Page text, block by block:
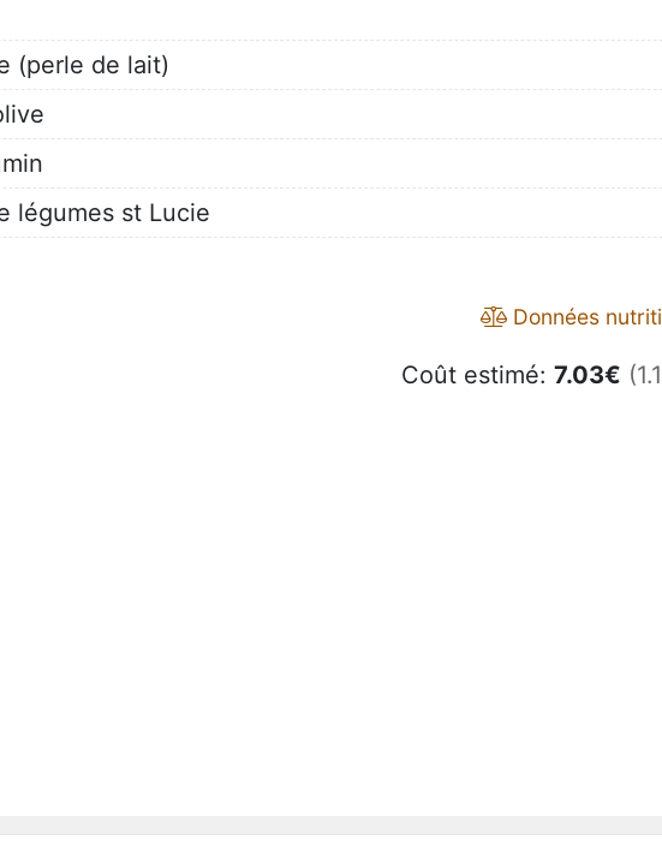
(perle de lait)
légumes st Lucie
Données
Coût estimé: 7.03€